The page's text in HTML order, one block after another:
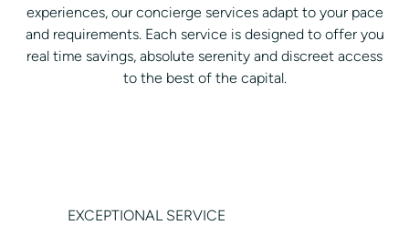
experiences, our concierge services adapt to your pace
and requirements. Each service is designed to offer you
real time savings, absolute serenity and discreet access
to the best of the capital.
EXCEPTIONAL SERVICE